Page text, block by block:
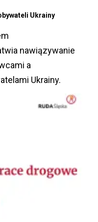
Ukrainy
nawiązywanie
a
Ukrainy.